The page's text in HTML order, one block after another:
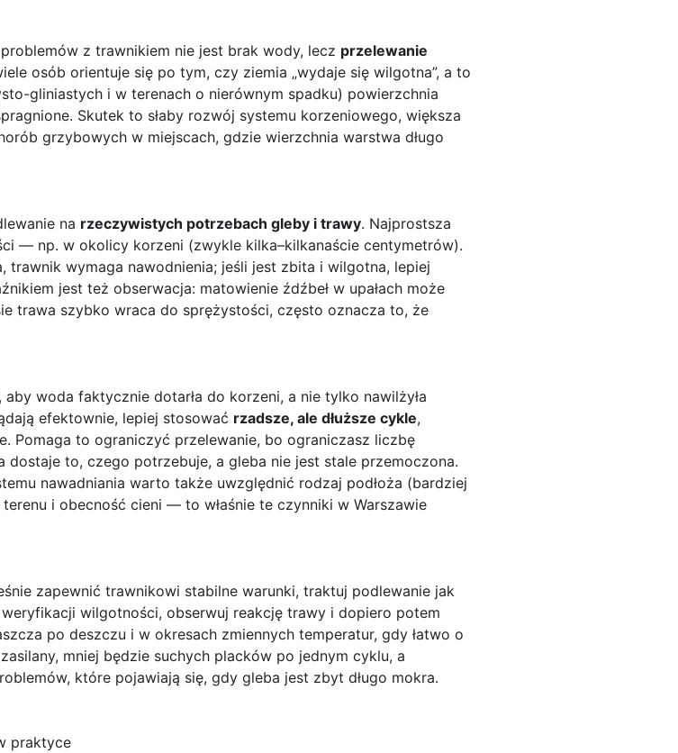
z trawnikiem nie jest brak wody, lecz przelewanie
osób orientuje się po tym, czy ziemia „wydaje się wilgotna”, a to
gliniastych i w terenach o nierównym spadku) powierzchnia
Skutek to słaby rozwój systemu korzeniowego, większa
grzybowych w miejscach, gdzie wierzchnia warstwa długo
na rzeczywistych potrzebach gleby i trawy. Najprostsza
— np. w okolicy korzeni (zwykle kilka–kilkanaście centymetrów).
trawnik wymaga nawodnienia; jeśli jest zbita i wilgotna, lepiej
jest też obserwacja: matowienie źdźbeł w upałach może
trawa szybko wraca do sprężystości, często oznacza to, że
woda faktycznie dotarła do korzeni, a nie tylko nawilżyła
efektownie, lepiej stosować rzadsze, ale dłuższe cykle,
Pomaga to ograniczyć przelewanie, bo ograniczasz liczbę
to, czego potrzebuje, a gleba nie jest stale przemoczona.
nawadniania warto także uwzględnić rodzaj podłoża (bardziej
i obecność cieni — to właśnie te czynniki w Warszawie
zapewnić trawnikowi stabilne warunki, traktuj podlewanie jak
wilgotności, obserwuj reakcję trawy i dopiero potem
po deszczu i w okresach zmiennych temperatur, gdy łatwo o
mniej będzie suchych placków po jednym cyklu, a
które pojawiają się, gdy gleba jest zbyt długo mokra.
praktyce